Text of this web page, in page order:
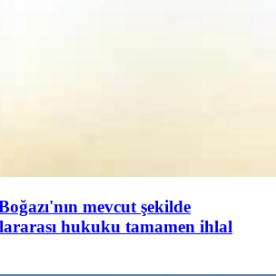
mevcut şekilde
hukuku tamamen ihlal